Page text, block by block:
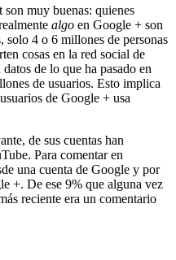
muy buenas: quienes
algo en Google + son
solo 4 o 6 millones de personas
cosas en la red social de
de lo que ha pasado en
de usuarios. Esto implica
de Google + usa
de sus cuentas han
Para comentar en
una cuenta de Google y por
+. De ese 9% que alguna vez
reciente era un comentario